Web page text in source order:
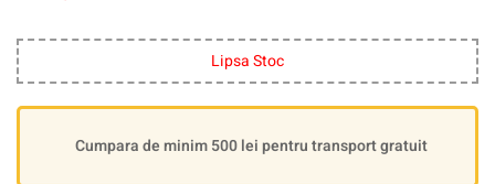
Lipsa Stoc
Cumpara de minim 500 lei pentru transport gratuit